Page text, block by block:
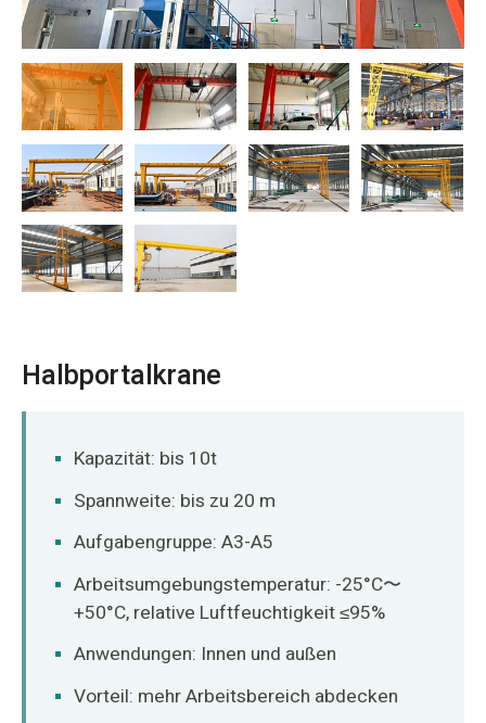
Halbportalkrane
Kapazität: bis 10t
Spannweite: bis zu 20 m
Aufgabengruppe: A3-A5
Arbeitsumgebungstemperatur: -25°C〜
+50°C, relative Luftfeuchtigkeit ≤95%
Anwendungen: Innen und außen
Vorteil: mehr Arbeitsbereich abdecken